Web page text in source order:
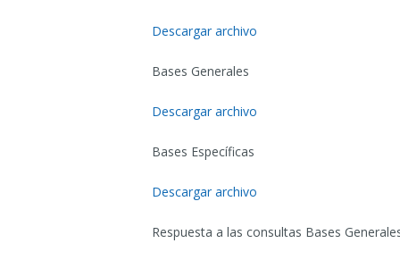
Descargar archivo
Bases Generales
Descargar archivo
Bases Específicas
Descargar archivo
Respuesta a las consultas Bases